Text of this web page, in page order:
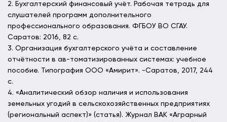
2. Бухгалтерский финансовый учёт. Рабочая тетрадь для
слушателей программ дополнительного
профессионального образования. ФГБОУ ВО СГАУ.
Саратов: 2016, 82 с.
3. Организация бухгалтерского учёта и составление
отчётности в ав-томатизированных системах: учебное
пособие. Типография ООО «Амирит». -Саратов, 2017, 244
с.
4. «Аналитический обзор наличия и использования
земельных угодий в сельскохозяйственных предприятиях
(региональный аспект)» (статья). Журнал ВАК «Аграрный